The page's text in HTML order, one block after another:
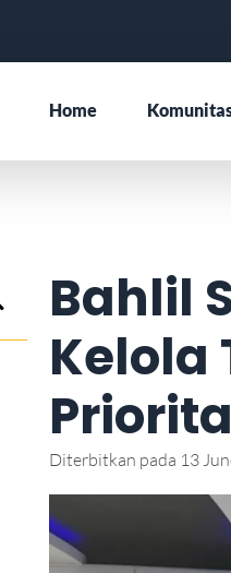
Home
Bahlil
Kelola
Diterbitkan pada 13